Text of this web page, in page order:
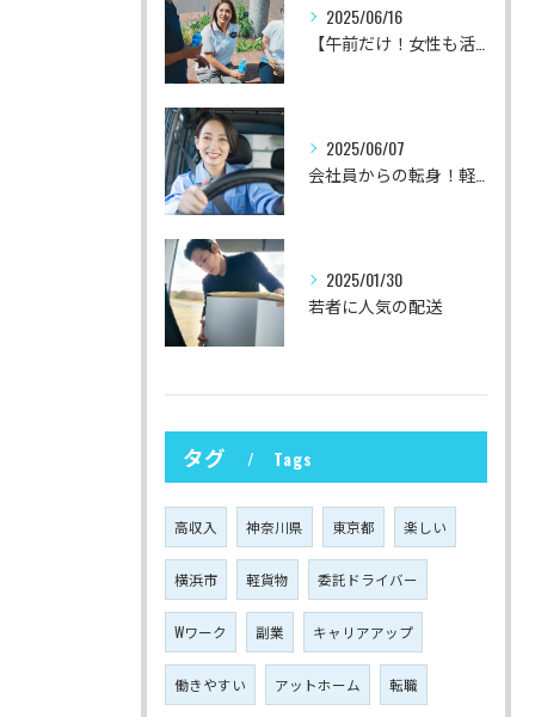
2025/06/16
2025/06/07
2025/01/30
若者に人気の配送
タグ Tags
高収入 神奈川県 東京都 楽しい
横浜市 軽貨物 委託ドライバー
Wワーク 副業 キャリアアップ
働きやすい アットホーム 転職